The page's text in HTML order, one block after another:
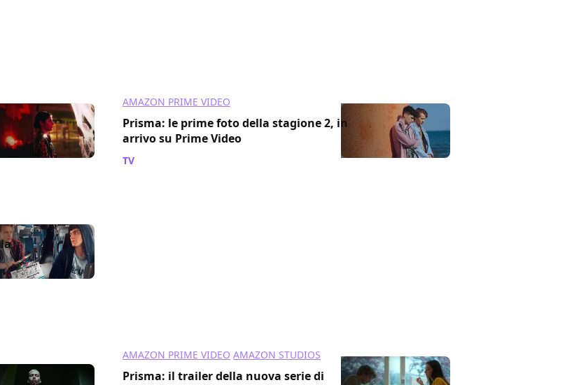
AMAZON PRIME VIDEO
Prisma: le prime foto della stagione 2, in
arrivo su Prime Video
TV
AMAZON PRIME VIDEO AMAZON STUDIOS
Prisma: il trailer della nuova serie di